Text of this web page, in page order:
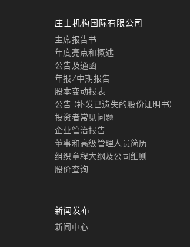
庄士机构国际有限公司
主席报告书
年度亮点和概述
公告及通函
年报/中期报告
股本变动报表
公告 (补发已遗失的股份证明书)
投资者常见问题
企业管治报告
董事和高级管理人员简历
组织章程大纲及公司细则
股价查询
新闻发布
新闻中心